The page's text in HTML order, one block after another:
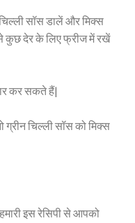
सॉस डालें और मिक्स
देर के लिए फ्रीज में रखें
कर सकते हैं|
ग्रीन चिल्ली सॉस को मिक्स
इस रेसिपी से आपको